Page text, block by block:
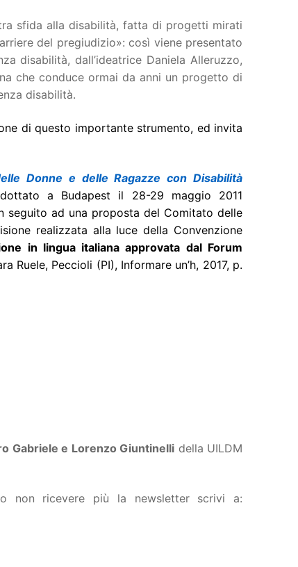
sfida alla disabilità, fatta di progetti mirati
del pregiudizio»: così viene presentato
disabilità, dall’ideatrice Daniela Alleruzzo,
che conduce ormai da anni un progetto di
disabilità.
di questo importante strumento, ed invita
Donne e delle Ragazze con Disabilità
a Budapest il 28-29 maggio 2011
seguito ad una proposta del Comitato delle
realizzata alla luce della Convenzione
in lingua italiana approvata dal Forum
Ruele, Peccioli (PI), Informare un’h, 2017, p.
Gabriele e Lorenzo Giuntinelli della UILDM
o non ricevere più la newsletter scrivi a: